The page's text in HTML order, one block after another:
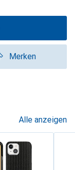
Merken
Alle anzeigen